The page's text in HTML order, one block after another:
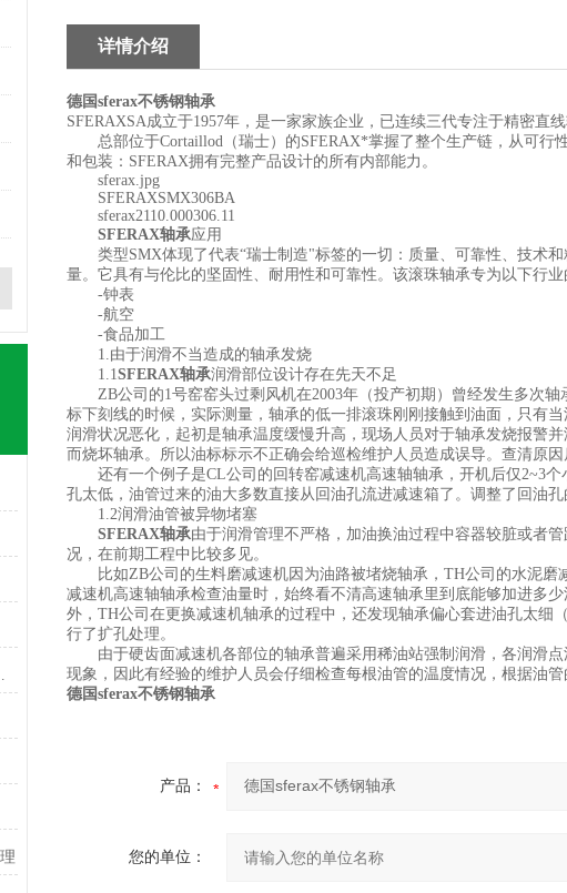
有三种
详情介绍
德国sferax不锈钢轴承
SFERAXSA成立于1957年，是一家家族企业，已连续三代专注于精密直线
总部位于Cortaillod（瑞士）的SFERAX*掌握了整个生产链，从可行
和包装：SFERAX拥有完整产品设计的所有内部能力。
sferax.jpg
SFERAXSMX306BA
sferax2110.000306.11
SFERAX轴承应用
类型SMX体现了代表“瑞士制造"标签的一切：质量、可靠性、技术和
量。它具有与伦比的坚固性、耐用性和可靠性。该滚珠轴承专为以下行业
-钟表
-航空
-食品加工
1.由于润滑不当造成的轴承发烧
1.1SFERAX轴承润滑部位设计存在先天不足
ZB公司的1号窑窑头过剩风机在2003年（投产初期）曾经发生多次轴
标下刻线的时候，实际测量，轴承的低一排滚珠刚刚接触到油面，只有
润滑状况恶化，起初是轴承温度缓慢升高，现场人员对于轴承发烧报警
而烧坏轴承。所以油标标示不正确会给巡检维护人员造成误导。查清原因
还有一个例子是CL公司的回转窑减速机高速轴轴承，开机后仅2~3个
孔太低，油管过来的油大多数直接从回油孔流进减速箱了。调整了回油
1.2润滑油管被异物堵塞
SFERAX轴承由于润滑管理不严格，加油换油过程中容器较脏或者
况，在前期工程中比较多见。
比如ZB公司的生料磨减速机因为油路被堵烧轴承，TH公司的水泥磨
减速机高速轴轴承检查油量时，始终看不清高速轴承里到底能够加进多
外，TH公司在更换减速机轴承的过程中，还发现轴承偏心套进油孔太
行了扩孔处理。
由于硬齿面减速机各部位的轴承普遍采用稀油站强制润滑，各润滑点
现象，因此有经验的维护人员会仔细检查每根油管的温度情况，根据油
德国sferax不锈钢轴承
产品：
您的单位：